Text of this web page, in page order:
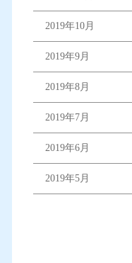
2019年10月
2019年9月
2019年8月
2019年7月
2019年6月
2019年5月